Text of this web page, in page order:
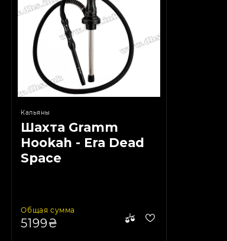
Кальяны
Шахта Gramm
Hookah - Era Dead
Space
Общая сумма
5199₴